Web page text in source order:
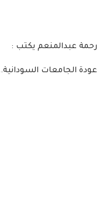
رحمة عبدالمنعم يكتب :
عودة الجامعات